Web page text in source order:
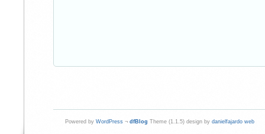
Powered by WordPress ¬ dfBlog Theme (1.1.5) design by danielfajardo web